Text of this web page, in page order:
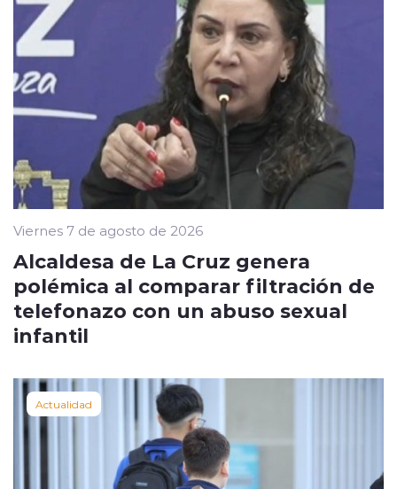
Viernes 7 de agosto de 2026
Alcaldesa de La Cruz genera
polémica al comparar filtración de
telefonazo con un abuso sexual
infantil
Actualidad